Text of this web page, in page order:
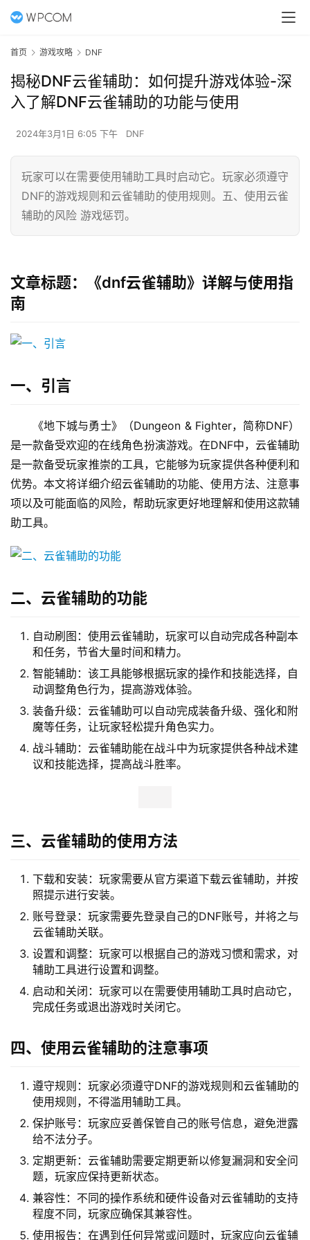
首页 游戏攻略 DNF
揭秘DNF云雀辅助：如何提升游戏体验-深
入了解DNF云雀辅助的功能与使用
2024年3月1日 6:05 下午 DNF
玩家可以在需要使用辅助工具时启动它。玩家必须遵守
DNF的游戏规则和云雀辅助的使用规则。五、使用云雀
辅助的风险 游戏惩罚。
文章标题：《dnf云雀辅助》详解与使用指
南
一、引言
《地下城与勇士》（Dungeon & Fighter，简称DNF）
是一款备受欢迎的在线角色扮演游戏。在DNF中，云雀辅助
是一款备受玩家推崇的工具，它能够为玩家提供各种便利和
优势。本文将详细介绍云雀辅助的功能、使用方法、注意事
项以及可能面临的风险，帮助玩家更好地理解和使用这款辅
助工具。
二、云雀辅助的功能
自动刷图：使用云雀辅助，玩家可以自动完成各种副本
和任务，节省大量时间和精力。
智能辅助：该工具能够根据玩家的操作和技能选择，自
动调整角色行为，提高游戏体验。
装备升级：云雀辅助可以自动完成装备升级、强化和附
魔等任务，让玩家轻松提升角色实力。
战斗辅助：云雀辅助能在战斗中为玩家提供各种战术建
议和技能选择，提高战斗胜率。
三、云雀辅助的使用方法
下载和安装：玩家需要从官方渠道下载云雀辅助，并按
照提示进行安装。
账号登录：玩家需要先登录自己的DNF账号，并将之与
云雀辅助关联。
设置和调整：玩家可以根据自己的游戏习惯和需求，对
辅助工具进行设置和调整。
启动和关闭：玩家可以在需要使用辅助工具时启动它，
完成任务或退出游戏时关闭它。
四、使用云雀辅助的注意事项
遵守规则：玩家必须遵守DNF的游戏规则和云雀辅助的
使用规则，不得滥用辅助工具。
保护账号：玩家应妥善保管自己的账号信息，避免泄露
给不法分子。
定期更新：云雀辅助需要定期更新以修复漏洞和安全问
题，玩家应保持更新状态。
兼容性：不同的操作系统和硬件设备对云雀辅助的支持
程度不同，玩家应确保其兼容性。
使用报告：在遇到任何异常或问题时，玩家应向云雀辅